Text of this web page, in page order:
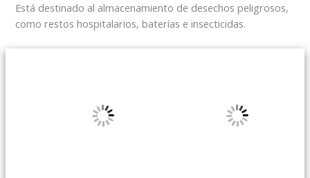
Está destinado al almacenamiento de desechos peligrosos,
como restos hospitalarios, baterías e insecticidas.